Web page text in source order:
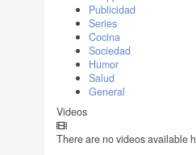
Publicidad
Series
Cocina
Sociedad
Humor
Salud
General
Videos
There are no videos available